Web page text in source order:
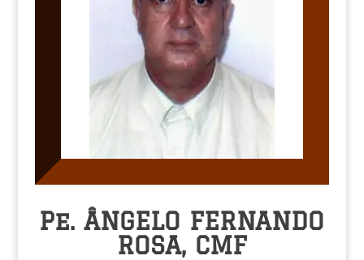
Pe. ÂNGELO FERNANDO
ROSA, CMF